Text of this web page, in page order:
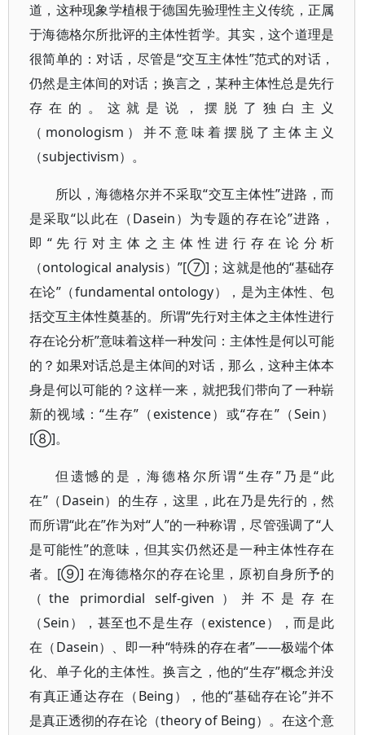
道，这种现象学植根于德国先验理性主义传统，正属
于海德格尔所批评的主体性哲学。其实，这个道理是
很简单的：对话，尽管是“交互主体性”范式的对话，
仍然是主体间的对话；换言之，某种主体性总是先行
存在的。这就是说，摆脱了独白主义
（monologism）并不意味着摆脱了主体主义
（subjectivism）。
所以，海德格尔并不采取“交互主体性”进路，而
是采取“以此在（Dasein）为专题的存在论”进路，
即“先行对主体之主体性进行存在论分析
（ontological analysis）”[⑦]；这就是他的“基础存
在论”（fundamental ontology），是为主体性、包
括交互主体性奠基的。所谓“先行对主体之主体性进行
存在论分析”意味着这样一种发问：主体性是何以可能
的？如果对话总是主体间的对话，那么，这种主体本
身是何以可能的？这样一来，就把我们带向了一种崭
新的视域：“生存”（existence）或“存在”（Sein）
[⑧]。
但遗憾的是，海德格尔所谓“生存”乃是“此
在”（Dasein）的生存，这里，此在乃是先行的，然
而所谓“此在”作为对“人”的一种称谓，尽管强调了“人
是可能性”的意味，但其实仍然还是一种主体性存在
者。[⑨] 在海德格尔的存在论里，原初自身所予的
（the primordial self-given）并不是存在
（Sein），甚至也不是生存（existence），而是此
在（Dasein）、即一种“特殊的存在者”——极端个体
化、单子化的主体性。换言之，他的“生存”概念并没
有真正通达存在（Being），他的“基础存在论”并不
是真正透彻的存在论（theory of Being）。在这个意